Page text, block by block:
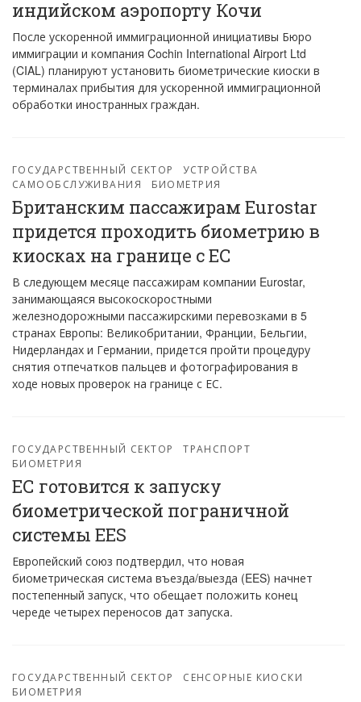
индийском аэропорту Кочи
После ускоренной иммиграционной инициативы Бюро
иммиграции и компания Cochin International Airport Ltd
(CIAL) планируют установить биометрические киоски в
терминалах прибытия для ускоренной иммиграционной
обработки иностранных граждан.
ГОСУДАРСТВЕННЫЙ СЕКТОР
УСТРОЙСТВА
САМООБСЛУЖИВАНИЯ
БИОМЕТРИЯ
Британским пассажирам Eurostar
придется проходить биометрию в
киосках на границе с ЕС
В следующем месяце пассажирам компании Eurostar,
занимающаяся высокоскоростными
железнодорожными пассажирскими перевозками в 5
странах Европы: Великобритании, Франции, Бельгии,
Нидерландах и Германии, придется пройти процедуру
снятия отпечатков пальцев и фотографирования в
ходе новых проверок на границе с ЕС.
ГОСУДАРСТВЕННЫЙ СЕКТОР
ТРАНСПОРТ
БИОМЕТРИЯ
ЕС готовится к запуску
биометрической пограничной
системы EES
Европейский союз подтвердил, что новая
биометрическая система въезда/выезда (EES) начнет
постепенный запуск, что обещает положить конец
череде четырех переносов дат запуска.
ГОСУДАРСТВЕННЫЙ СЕКТОР
СЕНСОРНЫЕ КИОСКИ
БИОМЕТРИЯ